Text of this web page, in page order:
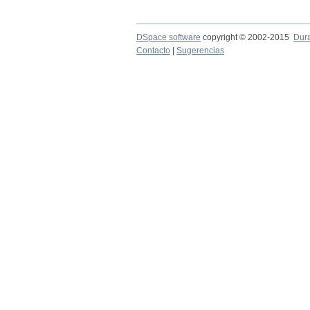
DSpace software copyright © 2002-2015
Contacto
Sugerencias